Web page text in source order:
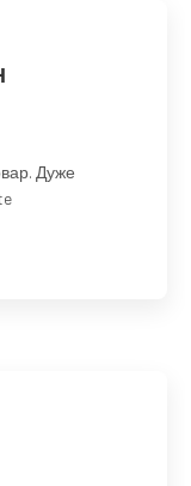
Дуже